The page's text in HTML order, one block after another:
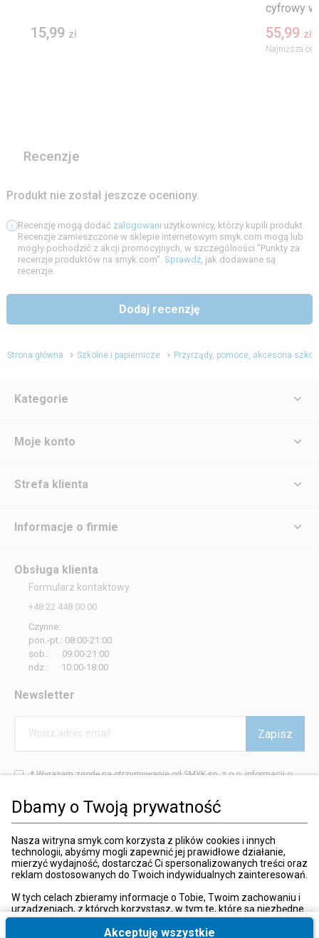
Dbamy o Twoją prywatność
Nasza witryna smyk.com korzysta z plików cookies i innych
technologii, abyśmy mogli zapewnić jej prawidłowe działanie,
mierzyć wydajność, dostarczać Ci spersonalizowanych treści oraz
reklam dostosowanych do Twoich indywidualnych zainteresowań.
W tych celach zbieramy informacje o Tobie, Twoim zachowaniu i
urządzeniach, z których korzystasz, w tym te, które są niezbędne
do prawidłowego funkcjonowania strony internetowej smyk.com.
Te niezbędne pliki cookies możesz wyłączyć zmieniając
Akceptuję wszystkie
15,99 zł
cyfrowy
55,99 zł
Najniższa
Recenzje
Produkt nie został jeszcze oceniony.
Recenzję mogą dodać zalogowani użytkownicy, którzy kupili produkt.
Recenzje zamieszczone w sklepie internetowym smyk.com mogą lub
mogły pochodzić z akcji promocyjnych, w szczególności "Punkty za
recenzje produktów na smyk.com". Sprawdź, jak dodawane są
recenzje.
Dodaj recenzję
Strona główna Szkolne i papiernicze Przyrządy, pomoce, akcesoria
Kategorie
Moje konto
Strefa klienta
Informacje o firmie
Obsługa klienta
Formularz kontaktowy
+48 22 448 00 00
Czynne:
pon.-pt.: 08:00-21:00
sob.: 09:00-21:00
ndz.: 10:00-18:00
Newsletter
Wpisz adres email Zapisz
*Wyrażam zgodę na otrzymywanie od SMYK sp. z o.o. informacji o
elektronicznej (e-mail).
W każdej chwili możesz z łatwością cofnąć wyrażone zgody.
Kraj i język: Polska (Poland)